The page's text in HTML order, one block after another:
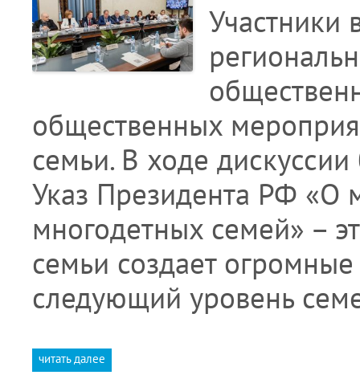
Участники
общественных
семьи. В ходе
Указ Президента РФ «О
многодетных семей» –
семьи создает
следующий уровень
читать далее